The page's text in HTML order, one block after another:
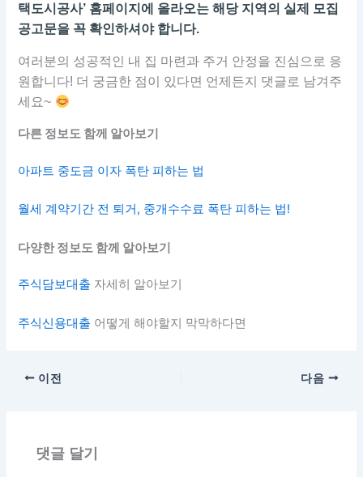
택도시공사’ 홈페이지에 올라오는 해당 지역의 실제 모집
공고문을 꼭 확인하셔야 합니다.
여러분의 성공적인 내 집 마련과 주거 안정을 진심으로 응
원합니다! 더 궁금한 점이 있다면 언제든지 댓글로 남겨주
세요~
다른 정보도 함께 알아보기
아파트 중도금 이자 폭탄 피하는 법
월세 계약기간 전 퇴거, 중개수수료 폭탄 피하는 법!
다양한 정보도 함께 알아보기
주식담보대출 자세히 알아보기
주식신용대출 어떻게 해야할지 막막하다면
이전 다음
댓글 달기